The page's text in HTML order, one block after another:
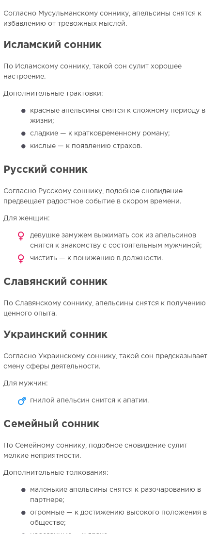
Согласно Мусульманскому соннику, апельсины снятся к
избавлению от тревожных мыслей.
Исламский сонник
По Исламскому соннику, такой сон сулит хорошее
настроение.
Дополнительные трактовки:
красные апельсины снятся к сложному периоду в
жизни;
сладкие — к кратковременному роману;
кислые — к появлению страхов.
Русский сонник
Согласно Русскому соннику, подобное сновидение
предвещает радостное событие в скором времени.
Для женщин:
девушке замужем выжимать сок из апельсинов
снятся к знакомству с состоятельным мужчиной;
чистить — к понижению в должности.
Славянский сонник
По Славянскому соннику, апельсины снятся к получению
ценного опыта.
Украинский сонник
Согласно Украинскому соннику, такой сон предсказывает
смену сферы деятельности.
Для мужчин:
гнилой апельсин снится к апатии.
Семейный сонник
По Семейному соннику, подобное сновидение сулит
мелкие неприятности.
Дополнительные толкования:
маленькие апельсины снятся к разочарованию в
партнере;
огромные — к достижению высокого положения в
обществе;